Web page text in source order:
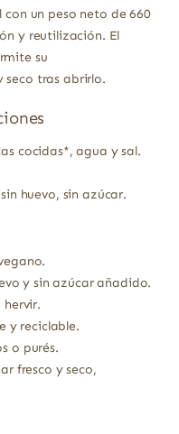
un peso neto de 660
y reutilización. El
su
seco tras abrirlo.
cocidas*, agua y sal.
huevo, sin azúcar.
y sin azúcar añadido.
hervir.
y reciclable.
o purés.
fresco y seco,